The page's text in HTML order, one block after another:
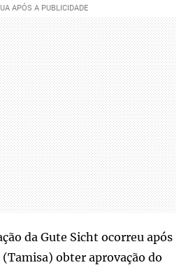
da Gute Sicht ocorreu após
obter aprovação do